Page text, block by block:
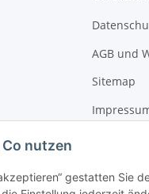
nutzen
gestatten Sie
AGB und
Sitemap